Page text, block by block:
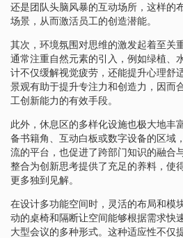
还是团队头脑风暴的互动场所，这样的
场景，从而激活员工的创造潜能。
其次，环境氛围对思维的激发起着至关
通常注重自然元素的引入，例如绿植、
计不仅缓解视觉疲劳，还能提升心理舒
景观有助于提升专注力和创造力，因而
工创新能力的有效手段。
此外，休息区的多样化设施也极大地丰
备书籍角、互动白板或数字设备的区域
流的平台，也促进了跨部门知识的融合
整合为创新思考提供了充足的养料，使
更多独到见解。
在设计多功能空间时，灵活的布局和模
动的桌椅和隔断让空间能够根据需求快
大型会议的多种形式。这种适应性不仅